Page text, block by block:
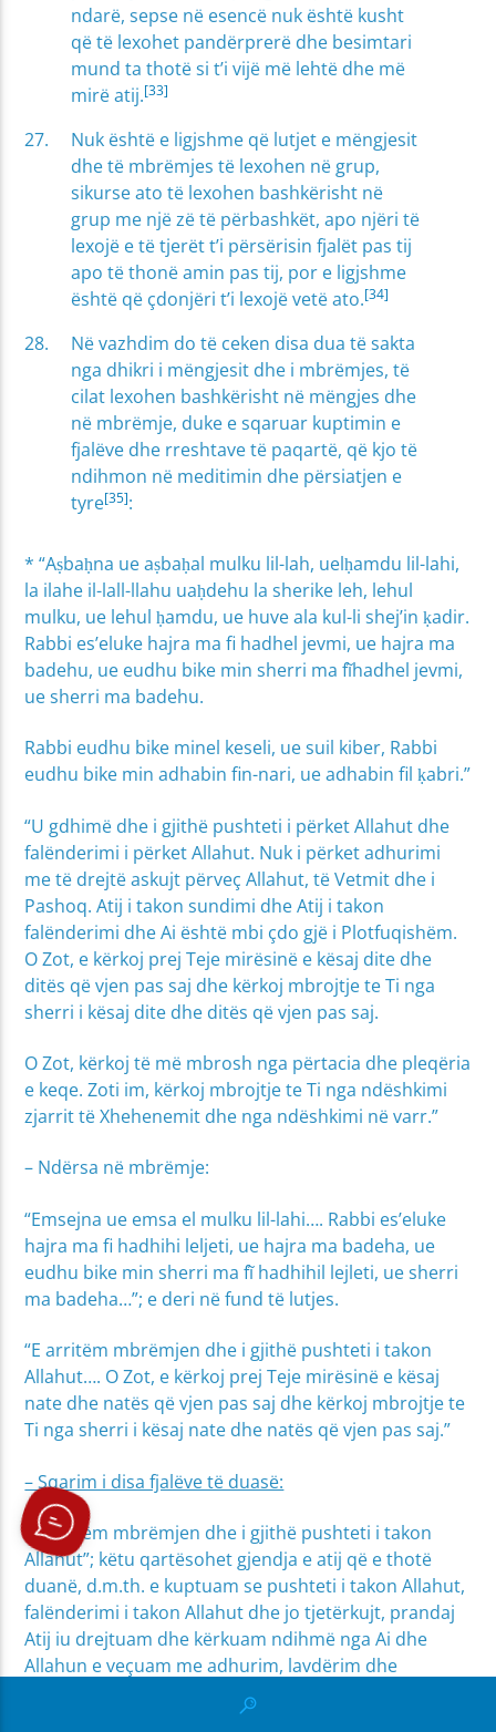
ndarë, sepse në esencë nuk është kusht
që të lexohet pandërprerë dhe besimtari
mund ta thotë si t’i vijë më lehtë dhe më
mirë atij.[33]
Nuk është e ligjshme që lutjet e mëngjesit
dhe të mbrëmjes të lexohen në grup,
sikurse ato të lexohen bashkërisht në
grup me një zë të përbashkët, apo njëri të
lexojë e të tjerët t’i përsërisin fjalët pas tij
apo të thonë amin pas tij, por e ligjshme
është që çdonjëri t’i lexojë vetë ato.[34]
Në vazhdim do të ceken disa dua të sakta
nga dhikri i mëngjesit dhe i mbrëmjes, të
cilat lexohen bashkërisht në mëngjes dhe
në mbrëmje, duke e sqaruar kuptimin e
fjalëve dhe rreshtave të paqartë, që kjo të
ndihmon në meditimin dhe përsiatjen e
tyre[35]:
* “Aṣbaḥna ue aṣbaḥal mulku lil-lah, uelḥamdu lil-lahi,
la ilahe il-lall-llahu uaḥdehu la sherike leh, lehul
mulku, ue lehul ḥamdu, ue huve ala kul-li shej’in ḳadir.
Rabbi es’eluke hajra ma fi hadhel jevmi, ue hajra ma
badehu, ue eudhu bike min sherri ma fĩhadhel jevmi,
ue sherri ma badehu.
Rabbi eudhu bike minel keseli, ue suil kiber, Rabbi
eudhu bike min adhabin fin-nari, ue adhabin fil ḳabri.”
“U gdhimë dhe i gjithë pushteti i përket Allahut dhe
falënderimi i përket Allahut. Nuk i përket adhurimi
me të drejtë askujt përveç Allahut, të Vetmit dhe i
Pashoq. Atij i takon sundimi dhe Atij i takon
falënderimi dhe Ai është mbi çdo gjë i Plotfuqishëm.
O Zot, e kërkoj prej Teje mirësinë e kësaj dite dhe
ditës që vjen pas saj dhe kërkoj mbrojtje te Ti nga
sherri i kësaj dite dhe ditës që vjen pas saj.
O Zot, kërkoj të më mbrosh nga përtacia dhe pleqëria
e keqe. Zoti im, kërkoj mbrojtje te Ti nga ndëshkimi
zjarrit të Xhehenemit dhe nga ndëshkimi në varr.”
– Ndërsa në mbrëmje:
“Emsejna ue emsa el mulku lil-lahi…. Rabbi es’eluke
hajra ma fi hadhihi leljeti, ue hajra ma badeha, ue
eudhu bike min sherri ma fĩ hadhihil lejleti, ue sherri
ma badeha…”; e deri në fund të lutjes.
“E arritëm mbrëmjen dhe i gjithë pushteti i takon
Allahut…. O Zot, e kërkoj prej Teje mirësinë e kësaj
nate dhe natës që vjen pas saj dhe kërkoj mbrojtje te
Ti nga sherri i kësaj nate dhe natës që vjen pas saj.”
– Sqarim i disa fjalëve të duasë:
“E arritëm mbrëmjen dhe i gjithë pushteti i takon
Allahut”; këtu qartësohet gjendja e atij që e thotë
duanë, d.m.th. e kuptuam se pushteti i takon Allahut,
falënderimi i takon Allahut dhe jo tjetërkujt, prandaj
Atij iu drejtuam dhe kërkuam ndihmë nga Ai dhe
Allahun e veçuam me adhurim, lavdërim dhe